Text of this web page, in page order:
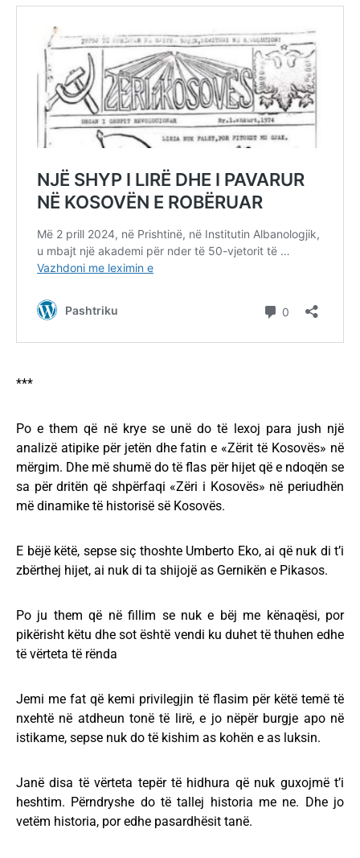
***
Po e them që në krye se unë do të lexoj para jush një
analizë atipike për jetën dhe fatin e «Zërit të Kosovës» në
mërgim. Dhe më shumë do të flas për hijet që e ndoqën se
sa për dritën që shpërfaqi «Zëri i Kosovës» në periudhën
më dinamike të historisë së Kosovës.
E bëjë këtë, sepse siç thoshte Umberto Eko, ai që nuk di t’i
zbërthej hijet, ai nuk di ta shijojë as Gernikën e Pikasos.
Po ju them që në fillim se nuk e bëj me kënaqësi, por
pikërisht këtu dhe sot është vendi ku duhet të thuhen edhe
të vërteta të rënda
Jemi me fat që kemi privilegjin të flasim për këtë temë të
nxehtë në atdheun tonë të lirë, e jo nëpër burgje apo në
istikame, sepse nuk do të kishim as kohën e as luksin.
Janë disa të vërteta tepër të hidhura që nuk guxojmë t’i
heshtim. Përndryshe do të tallej historia me ne. Dhe jo
vetëm historia, por edhe pasardhësit tanë.